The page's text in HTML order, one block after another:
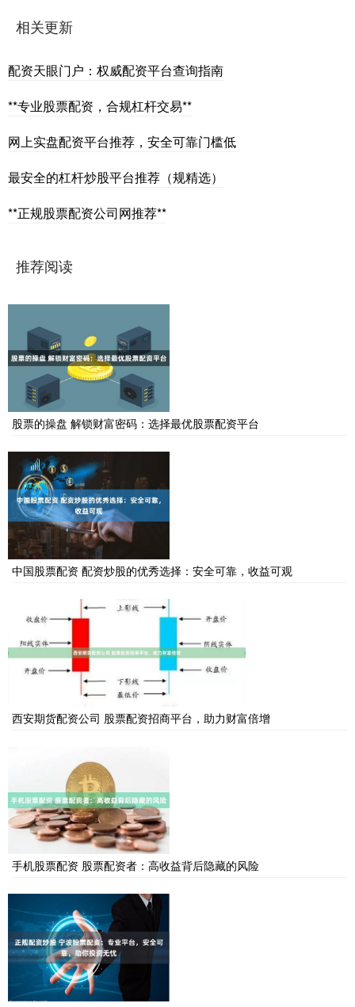
相关更新
配资天眼门户：权威配资平台查询指南
**专业股票配资，合规杠杆交易**
网上实盘配资平台推荐，安全可靠门槛低
最安全的杠杆炒股平台推荐（规精选）
**正规股票配资公司网推荐**
推荐阅读
股票的操盘 解锁财富密码：选择最优股票配资平台
中国股票配资 配资炒股的优秀选择：安全可靠，收益可观
西安期货配资公司 股票配资招商平台，助力财富倍增
手机股票配资 股票配资者：高收益背后隐藏的风险